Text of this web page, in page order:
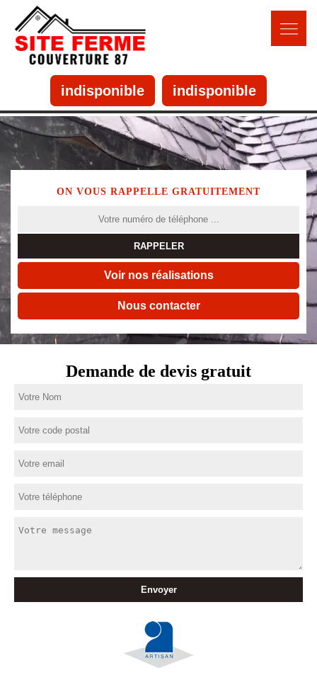
indisponible indisponible
ON VOUS RAPPELLE GRATUITEMENT
Voir nos réalisations
Nous contacter
Demande de devis gratuit